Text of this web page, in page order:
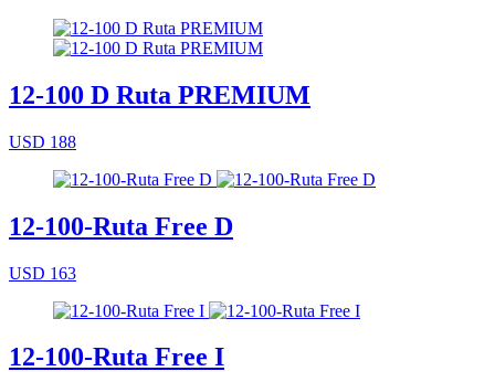
12-100 D Ruta PREMIUM
USD 188
12-100-Ruta Free D
USD 163
12-100-Ruta Free I